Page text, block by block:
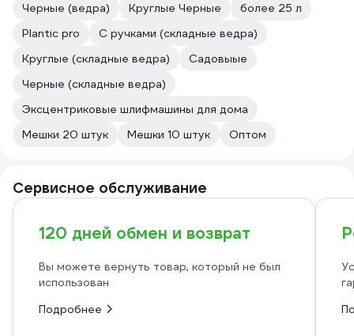
Черные (ведра)
Круглые Черные
более 25 л
Plantic pro
С ручками (складные ведра)
Круглые (складные ведра)
Садовыые
Черные (складные ведра)
Эксцентриковые шлифмашины для дома
Мешки 20 штук
Мешки 10 штук Оптом
Сервисное обслуживание
120 дней обмен и возврат
Вы можете вернуть товар, который не был
использован
Подробнее